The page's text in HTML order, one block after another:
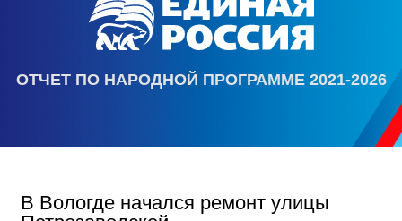
ОТЧЕТ ПО НАРОДНОЙ ПРОГРАММЕ 2021-2026
В Вологде начался ремонт улицы